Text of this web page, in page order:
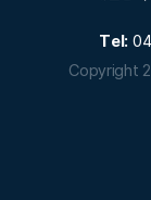
Tel:
Copyright